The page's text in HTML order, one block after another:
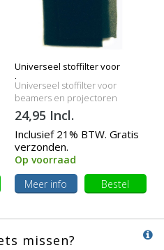
Universeel stoffilter voor
beamers
Universeel stoffilter voor
beamers en projectoren
24,95 Incl.
Inclusief 21% BTW. Gratis
verzonden.
Op voorraad
Meer info
Bestel
missen?